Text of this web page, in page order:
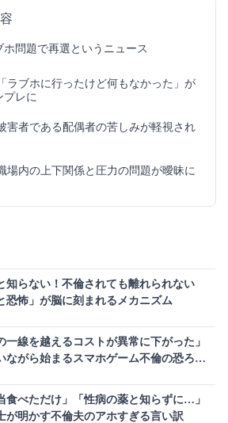
問題で再選というニュース
ラブホに行ったけど何もなかった」が
プレに
害者である配偶者の苦しみが軽視され
場内の上下関係と圧力の問題が曖昧に
知らない！不倫されても離れられない
恐怖」が脳に刻まれるメカニズム
一線を越えるコストが異常に下がった」
ながら始まるスマホゲーム不倫の恐ろし
食べただけ」「性病の薬と知らずに…」
が明かす不倫夫のアホすぎる言い訳